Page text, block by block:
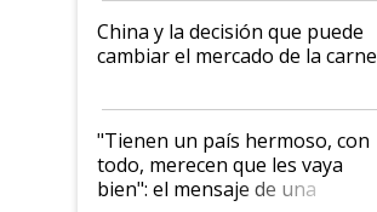
China y la decisión que puede
cambiar el mercado de la carne
"Tienen un país hermoso, con
todo, merecen que les vaya
bien": el mensaje de una